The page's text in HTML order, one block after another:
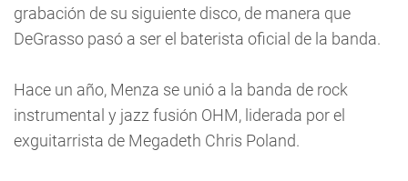
grabación de su siguiente disco, de manera que
DeGrasso pasó a ser el baterista oficial de la banda.
Hace un año, Menza se unió a la banda de rock
instrumental y jazz fusión OHM, liderada por el
exguitarrista de Megadeth Chris Poland.